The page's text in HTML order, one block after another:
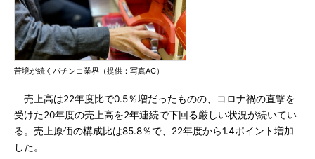
苦境が続くパチンコ業界（提供：写真AC）
売上高は22年度比で0.5％増だったものの、コロナ禍の直撃を
受けた20年度の売上高を2年連続で下回る厳しい状況が続いてい
る。売上原価の構成比は85.8％で、22年度から1.4ポイント増加
した。